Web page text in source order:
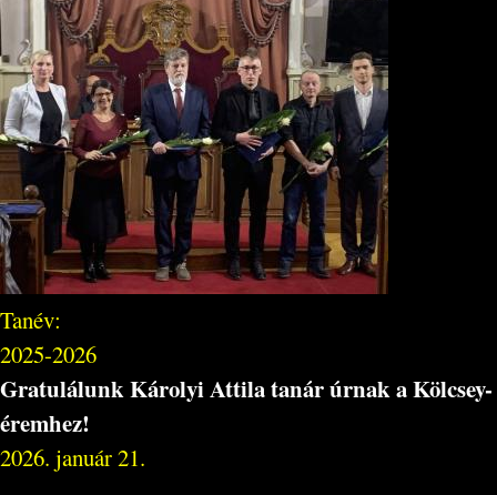
Tanév:
2025-2026
Gratulálunk Károlyi Attila tanár úrnak a Kölcsey-
éremhez!
2026. január 21.